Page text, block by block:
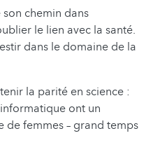
chemin dans
le lien avec la santé.
dans le domaine de la
la parité en science :
ont un
femmes – grand temps